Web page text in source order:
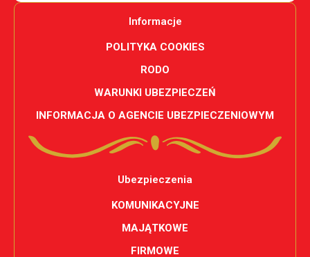
Informacje
POLITYKA COOKIES
RODO
WARUNKI UBEZPIECZEŃ
INFORMACJA O AGENCIE UBEZPIECZENIOWYM
Ubezpieczenia
KOMUNIKACYJNE
MAJĄTKOWE
FIRMOWE